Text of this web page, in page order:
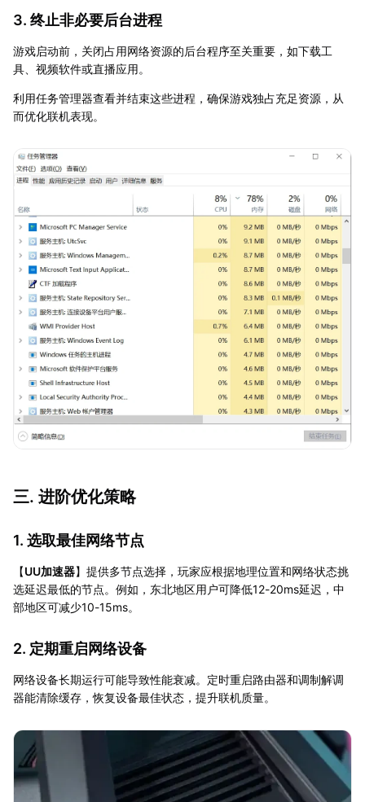
3. 终止非必要后台进程
游戏启动前，关闭占用网络资源的后台程序至关重要，如下载工
具、视频软件或直播应用。
利用任务管理器查看并结束这些进程，确保游戏独占充足资源，从
而优化联机表现。
三. 进阶优化策略
1. 选取最佳网络节点
【UU加速器】提供多节点选择，玩家应根据地理位置和网络状态挑
选延迟最低的节点。例如，东北地区用户可降低12-20ms延迟，中
部地区可减少10-15ms。
2. 定期重启网络设备
网络设备长期运行可能导致性能衰减。定时重启路由器和调制解调
器能清除缓存，恢复设备最佳状态，提升联机质量。